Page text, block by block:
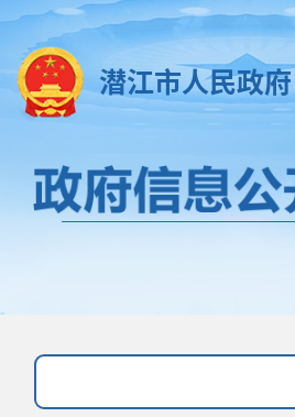
潜江市人民政府